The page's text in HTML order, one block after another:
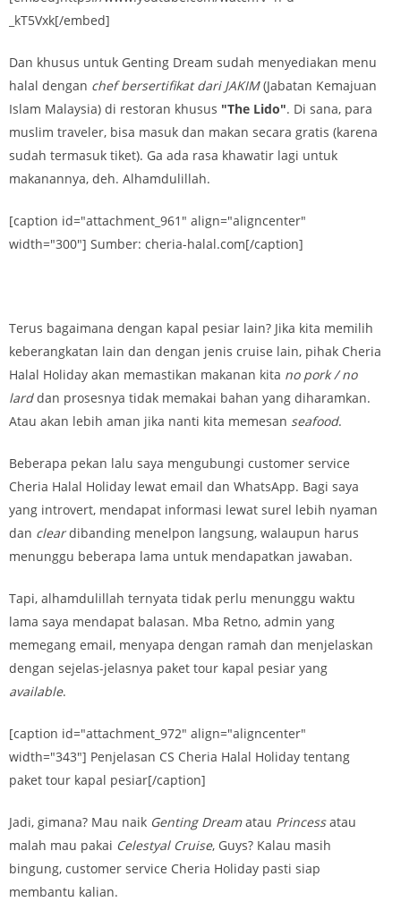
_kT5Vxk[/embed]
Dan khusus untuk Genting Dream sudah menyediakan menu
halal dengan chef bersertifikat dari JAKIM(Jabatan Kemajuan
Islam Malaysia) di restoran khusus "The Lido". Di sana, para
muslim traveler, bisa masuk dan makan secara gratis (karena
sudah termasuk tiket). Ga ada rasa khawatir lagi untuk
makanannya, deh. Alhamdulillah.
[caption id="attachment_961" align="aligncenter"
width="300"] Sumber: cheria-halal.com[/caption]
Terus bagaimana dengan kapal pesiar lain? Jika kita memilih
keberangkatan lain dan dengan jenis cruise lain, pihak Cheria
Halal Holiday akan memastikan makanan kita no pork / no
larddan prosesnya tidak memakai bahan yang diharamkan.
Atau akan lebih aman jika nanti kita memesan seafood.
Beberapa pekan lalu saya mengubungi customer service
Cheria Halal Holiday lewat email dan WhatsApp. Bagi saya
yang introvert, mendapat informasi lewat surel lebih nyaman
dan cleardibanding menelpon langsung, walaupun harus
menunggu beberapa lama untuk mendapatkan jawaban.
Tapi, alhamdulillah ternyata tidak perlu menunggu waktu
lama saya mendapat balasan. Mba Retno, admin yang
memegang email, menyapa dengan ramah dan menjelaskan
dengan sejelas-jelasnya paket tour kapal pesiar yang
available.
[caption id="attachment_972" align="aligncenter"
width="343"] Penjelasan CS Cheria Halal Holiday tentang
paket tour kapal pesiar[/caption]
Jadi, gimana? Mau naik Genting Dreamatau Princessatau
malah mau pakai Celestyal Cruise, Guys? Kalau masih
bingung, customer service Cheria Holiday pasti siap
membantu kalian.